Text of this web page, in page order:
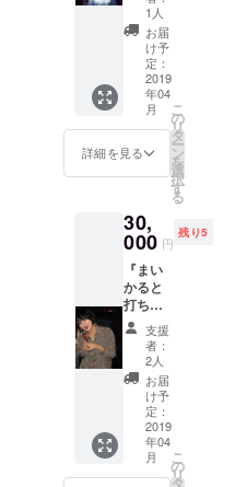
程度を
予定 ※
実施日
時、時
間はま
ずこち
らで候
補を挙
げ、そ
つ決め
ていき
完成し
たZINE
をお送
り致し
ます
（サイ
ン入
り） ・
活動報
告閲覧
権付属
ます。
（私が
好きな
ものを
ぎゅっ
と詰め
てお送
りする
可能性
ン入り
ZINEに
お名前
（ニッ
クネー
ム）を
印刷し
お送り
します
⭐︎ニック
ネーム
ご希望
の方は
お名前
と共に
ZINEに
あなた
のお名
前を印
刷し、
それを
お届け
（ニッ
クネー
ムをご
希望の
名前と
共に備
考欄に
ご明記
くださ
い） ・
企画ラ
イブに
ご招待
（チ
ケット
手製、
サイン
付き）※
詳細は
上記の
1人
お届
け予
定：
2019
年04
月
詳細を見る
こ
の
リ
タ
ー
ン
を
選
択
す
る
30,
000 円
残り5
『まい
かると
打ち上
げした
くね委
員会』
・4月に
行われ
る企画
ライブ
の打ち
上げ
（後
支援
者：
2人
お届
け予
定：
2019
年04
月
こ
の
リ
タ